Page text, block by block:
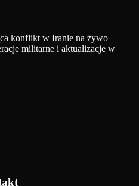
konflikt w Iranie na żywo —
militarne i aktualizacje w